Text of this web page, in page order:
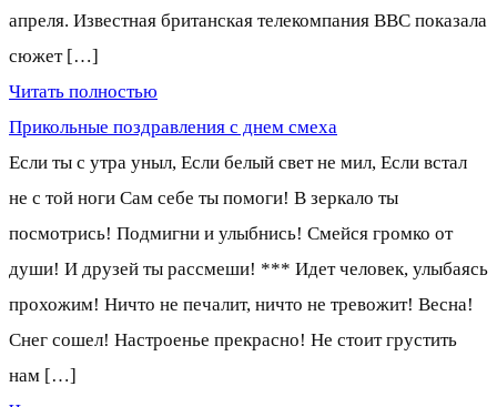
апреля. Известная британская телекомпания ВВС показала
сюжет […]
Читать полностью
Прикольные поздравления с днем смеха
Если ты с утра уныл, Если белый свет не мил, Если встал
не с той ноги Сам себе ты помоги! В зеркало ты
посмотрись! Подмигни и улыбнись! Смейся громко от
души! И друзей ты рассмеши! *** Идет человек, улыбаясь
прохожим! Ничто не печалит, ничто не тревожит! Весна!
Снег сошел! Настроенье прекрасно! Не стоит грустить
нам […]